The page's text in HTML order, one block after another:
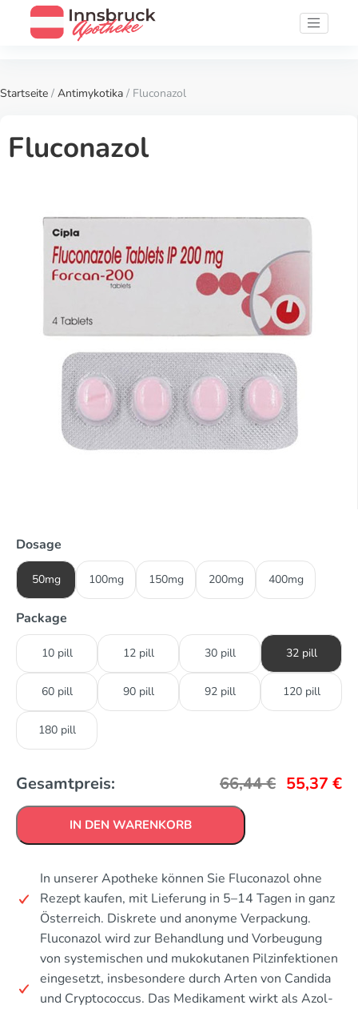
Startseite / Antimykotika / Fluconazol
Fluconazol
Dosage
50mg 100mg 150mg 200mg 400mg
Package
10 pill 12 pill 30 pill 32 pill
60 pill 90 pill 92 pill 120 pill
180 pill
Gesamtpreis: 66,44€ 55,37 €
IN DEN WARENKORB
In unserer Apotheke können Sie Fluconazol ohne
Rezept kaufen, mit Lieferung in 5–14 Tagen in ganz
Österreich. Diskrete und anonyme Verpackung.
Fluconazol wird zur Behandlung und Vorbeugung
von systemischen und mukokutanen Pilzinfektionen
eingesetzt, insbesondere durch Arten von Candida
und Cryptococcus. Das Medikament wirkt als Azol-